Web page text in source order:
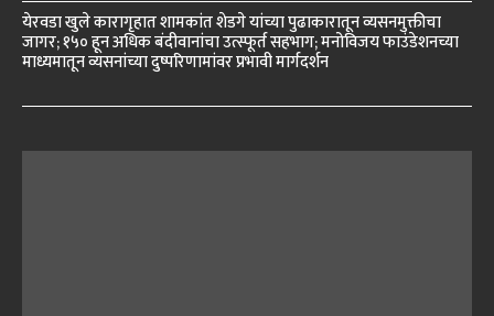
येरवडा खुले कारागृहात शामकांत शेडगे यांच्या पुढाकारातून व्यसनमुक्तीचा
जागर; १५० हून अधिक बंदीवानांचा उत्स्फूर्त सहभाग; मनोविजय फाउंडेशनच्या
माध्यमातून व्यसनांच्या दुष्परिणामांवर प्रभावी मार्गदर्शन